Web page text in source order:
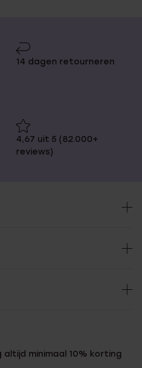
14 dagen retourneren
4,67 uit 5 (82.000+
reviews)
minimaal 10% korting